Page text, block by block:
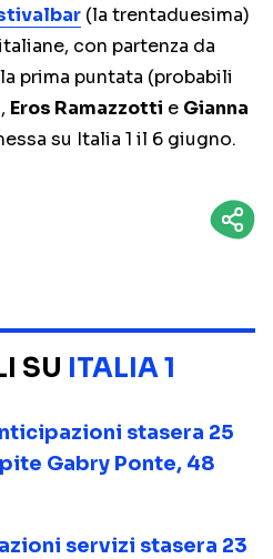
(la trentaduesima)
con partenza da
prima puntata (probabili
, Eros Ramazzotti e Gianna
su Italia 1 il 6 giugno.
SU ITALIA 1
stasera 25
Gabry Ponte, 48
servizi stasera 23